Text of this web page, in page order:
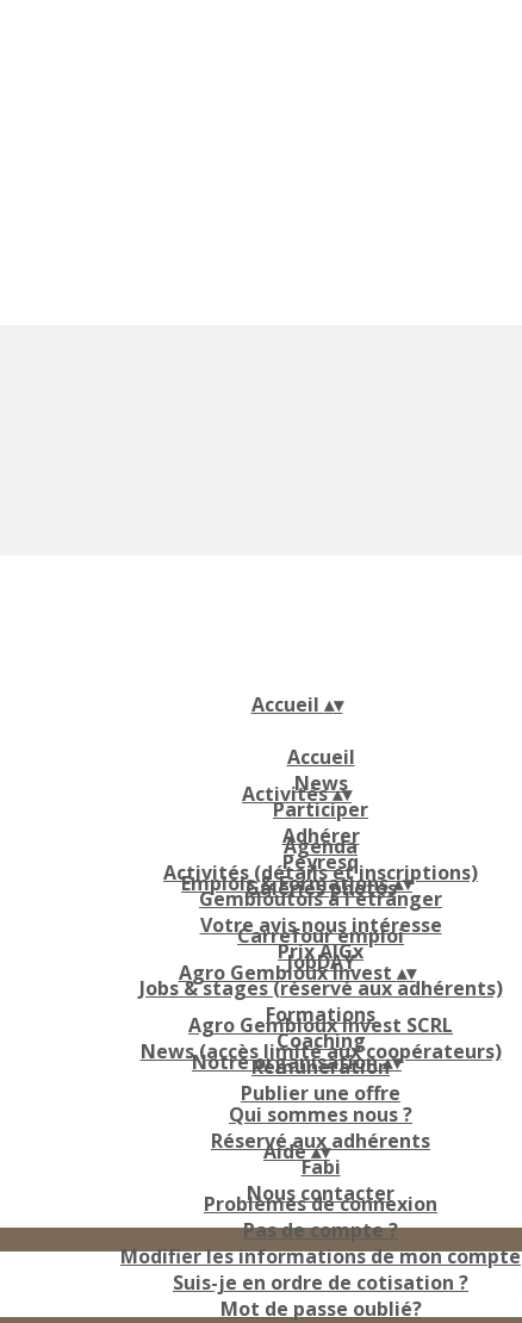
Accueil ▴▾
Accueil
News
Participer
Adhérer
Peyresq
Galeries photos
Activités▴▾
Agenda
Activités (détails et inscriptions)
Gembloutois à l'étranger
Votre avis nous intéresse
Prix AIGx
Emplois & Formations▴▾
Carrefour emploi
JobDAY
Jobs & stages (réservé aux adhérents)
Formations
Coaching
Rémunération
Publier une offre
Agro Gembloux Invest ▴▾
Agro Gembloux Invest SCRL
News (accès limité aux coopérateurs)
Notre organisation▴▾
Qui sommes nous ?
Réservé aux adhérents
Fabi
Nous contacter
Aide▴▾
Problèmes de connexion
Pas de compte ?
Modifier les informations de mon compte
Suis-je en ordre de cotisation ?
Mot de passe oublié?